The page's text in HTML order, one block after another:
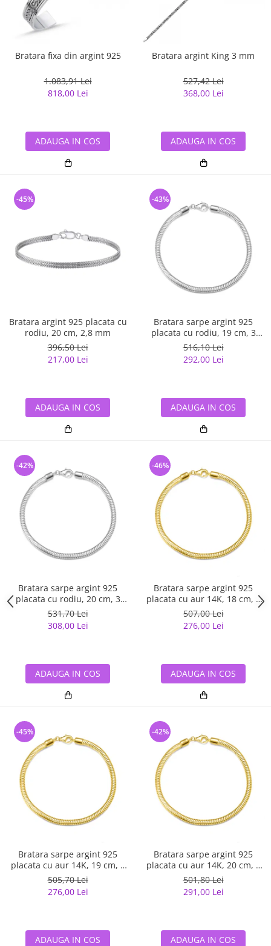
Bratara fixa din argint 925
1.083,91 Lei
818,00 Lei
ADAUGA IN COS
Bratara argint King 3 mm
527,42 Lei
368,00 Lei
ADAUGA IN COS
Bratara argint 925 placata cu
rodiu, 20 cm, 2,8 mm
396,50 Lei
217,00 Lei
-45%
ADAUGA IN COS
Bratara sarpe argint 925
placata cu rodiu, 19 cm, 3
mm, UNISEX
516,10 Lei
292,00 Lei
-43%
ADAUGA IN COS
Bratara sarpe argint 925
placata cu rodiu, 20 cm, 3
mm, UNISEX
531,70 Lei
308,00 Lei
-42%
ADAUGA IN COS
Bratara sarpe argint 925
placata cu aur 14K, 18 cm, 3
mm, UNISEX
507,00 Lei
276,00 Lei
-46%
ADAUGA IN COS
Bratara sarpe argint 925
placata cu aur 14K, 19 cm, 3
mm, UNISEX
505,70 Lei
276,00 Lei
-45%
ADAUGA IN COS
Bratara sarpe argint 925
placata cu aur 14K, 20 cm, 3
mm, UNISEX
501,80 Lei
291,00 Lei
-42%
ADAUGA IN COS